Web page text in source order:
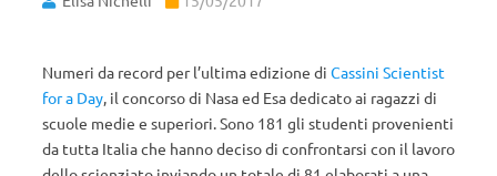
Numeri da record per l’ultima edizione di Cassini Scientist
for a Day, il concorso di Nasa ed Esa dedicato ai ragazzi di
scuole medie e superiori. Sono 181 gli studenti provenienti
da tutta Italia che hanno deciso di confrontarsi con il lavoro